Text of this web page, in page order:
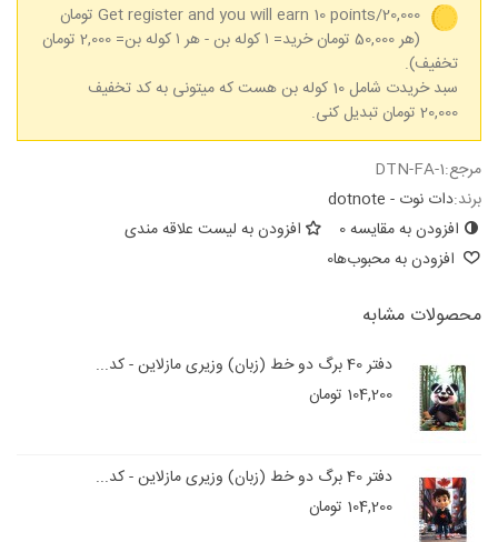
Get register and you will earn 10 points/20,000 تومان
(هر 50,000 تومان خرید= ۱ کوله بن - هر ۱ کوله بن= 2,000 تومان
تخفیف).
سبد خریدت شامل 10 کوله بن هست که میتونی به کد تخفیف
20,000 تومان تبدیل کنی.
مرجع:DTN-FA-1
برند:دات نوت - dotnote
افزودن به مقایسه0
افزودن به لیست علاقه مندی
افزودن به محبوب‌ها0
محصولات مشابه
دفتر 40 برگ دو خط (زبان) وزیری مازلاین - کد...
104,200 تومان
دفتر 40 برگ دو خط (زبان) وزیری مازلاین - کد...
104,200 تومان